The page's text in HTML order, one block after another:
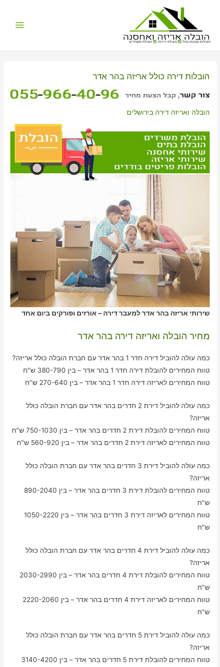
הובלות קטנות בזול הובלת דירות הובלת משרדים
הובלות דירה כולל אריזה בהר אדר
הובלה ואריזה דירה בירושלים
שירותי אריזה בהר אדר למעבר דירה – אורזים ופורקים ביום אחד
מחיר הובלה ואריזה דירה בהר אדר
כמה עולה להוביל דירה חדר 1 בהר אדר עם חברת הובלה כולל אריזה?
טווח המחירים להובלת דירה חדר 1 בהר אדר – בין 380-790 ש"ח
טווח המחירים לאריזה דירה חדר 1 בהר אדר – בין 270-640 ש"ח
כמה עולה להוביל דירת 2 חדרים בהר אדר עם חברת הובלה כולל
אריזה?
טווח המחירים להובלת דירת 2 חדרים בהר אדר – בין 750-1030 ש"ח
טווח המחירים לאריזה דירת 2 חדרים בהר אדר – בין 560-920 ש"ח
כמה עולה להוביל דירת 3 חדרים בהר אדר עם חברת הובלה כולל
אריזה?
טווח המחירים להובלת דירת 3 חדרים בהר אדר – בין 890-2040
ש"ח
טווח המחירים לאריזה דירת 3 חדרים בהר אדר – בין 1050-2220
ש"ח
כמה עולה להוביל דירת 4 חדרים בהר אדר עם חברת הובלה כולל
אריזה?
טווח המחירים להובלת דירת 4 חדרים בהר אדר – בין 2030-2990
ש"ח
טווח המחירים לאריזה דירת 4 חדרים בהר אדר – בין 2220-2060
ש"ח
כמה עולה להוביל דירת 5 חדרים בהר אדר עם חברת הובלה כולל
אריזה?
טווח המחירים להובלת דירת 5 חדרים בהר אדר – בין 3140-4200